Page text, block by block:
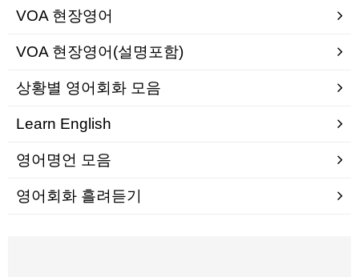
VOA 현장영어
VOA 현장영어(설명포함)
상황별 영어회화 모음
Learn English
영어명언 모음
영어회화 흘려듣기